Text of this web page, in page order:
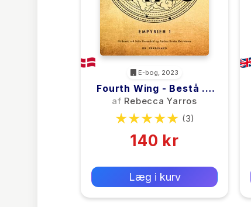
E-bog, 2023
Fourth Wing - Bestå ...
Eller Dø
af Rebecca Yarros
(3)
140 kr
Læg i kurv